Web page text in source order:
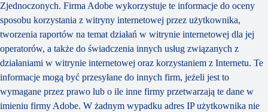
Zjednoczonych. Firma Adobe wykorzystuje te informacje do oceny
sposobu korzystania z witryny internetowej przez użytkownika,
tworzenia raportów na temat działań w witrynie internetowej dla jej
operatorów, a także do świadczenia innych usług związanych z
działaniami w witrynie internetowej oraz korzystaniem z Internetu. Te
informacje mogą być przesyłane do innych firm, jeżeli jest to
wymagane przez prawo lub o ile inne firmy przetwarzają te dane w
imieniu firmy Adobe. W żadnym wypadku adres IP użytkownika nie